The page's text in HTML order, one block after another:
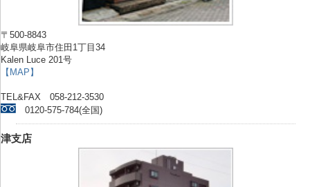
〒500-8843
岐阜県岐阜市住田1丁目34
Kalen Luce 201号
【MAP】
TEL&FAX 058-212-3530
0120-575-784(全国)
津支店